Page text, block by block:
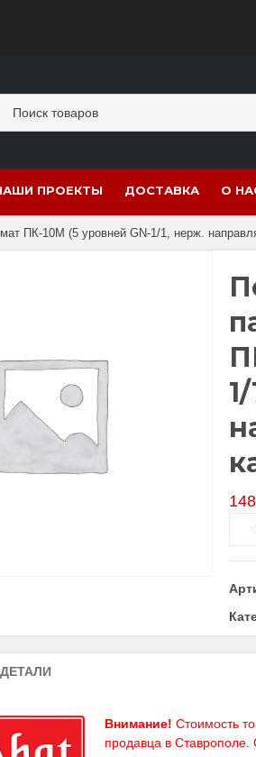
ПРОЕКТЫ ДОСТАВКА О
ПК-10М (5 уровней GN-1/1, нерж.
ПК-
ДЕТАЛИ
Внимание! Стоимость
продавца в Ставрополе.